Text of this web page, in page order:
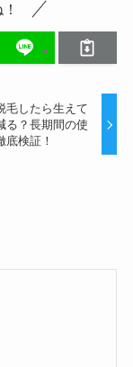
毛したら生えて
る？長期間の使
底検証！